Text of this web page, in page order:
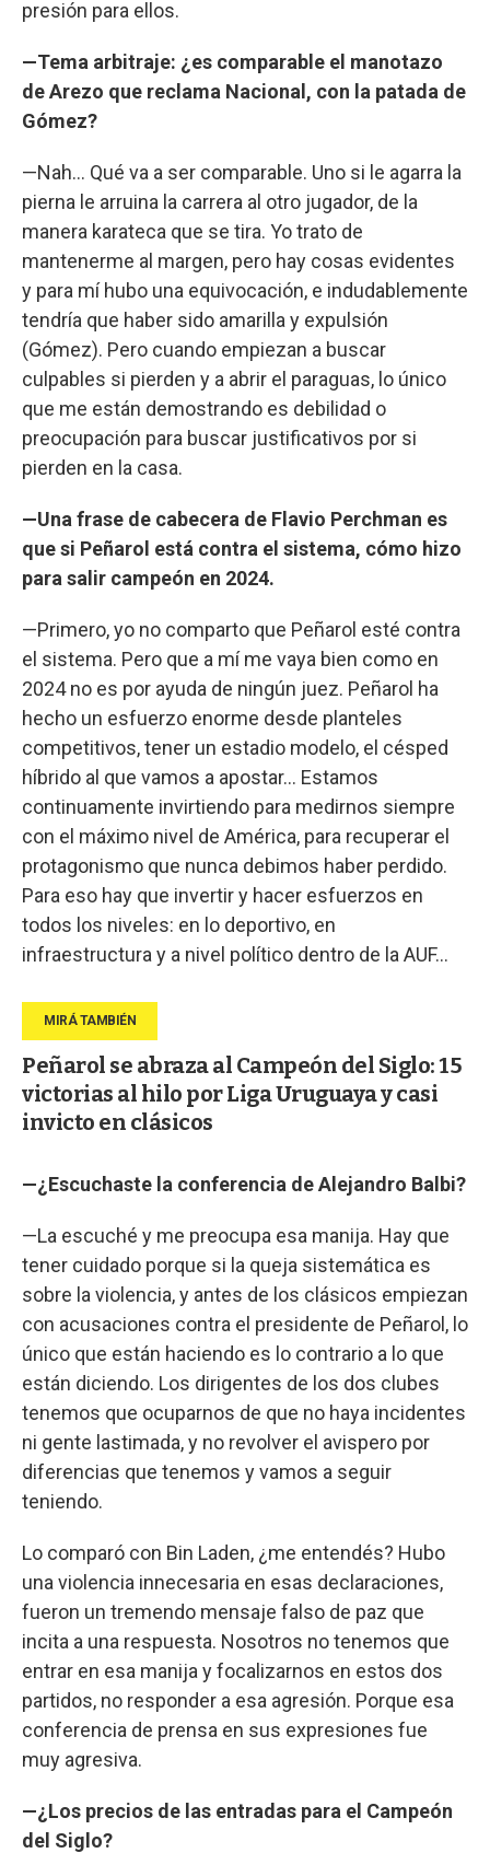
presión para ellos.
—Tema arbitraje: ¿es comparable el manotazo
de Arezo que reclama Nacional, con la patada de
Gómez?
—Nah... Qué va a ser comparable. Uno si le agarra la
pierna le arruina la carrera al otro jugador, de la
manera karateca que se tira. Yo trato de
mantenerme al margen, pero hay cosas evidentes
y para mí hubo una equivocación, e indudablemente
tendría que haber sido amarilla y expulsión
(Gómez). Pero cuando empiezan a buscar
culpables si pierden y a abrir el paraguas, lo único
que me están demostrando es debilidad o
preocupación para buscar justificativos por si
pierden en la casa.
—Una frase de cabecera de Flavio Perchman es
que si Peñarol está contra el sistema, cómo hizo
para salir campeón en 2024.
—Primero, yo no comparto que Peñarol esté contra
el sistema. Pero que a mí me vaya bien como en
2024 no es por ayuda de ningún juez. Peñarol ha
hecho un esfuerzo enorme desde planteles
competitivos, tener un estadio modelo, el césped
híbrido al que vamos a apostar... Estamos
continuamente invirtiendo para medirnos siempre
con el máximo nivel de América, para recuperar el
protagonismo que nunca debimos haber perdido.
Para eso hay que invertir y hacer esfuerzos en
todos los niveles: en lo deportivo, en
infraestructura y a nivel político dentro de la AUF...
Peñarol se abraza al Campeón del Siglo: 15
victorias al hilo por Liga Uruguaya y casi
invicto en clásicos
—¿Escuchaste la conferencia de Alejandro Balbi?
—La escuché y me preocupa esa manija. Hay que
tener cuidado porque si la queja sistemática es
sobre la violencia, y antes de los clásicos empiezan
con acusaciones contra el presidente de Peñarol, lo
único que están haciendo es lo contrario a lo que
están diciendo. Los dirigentes de los dos clubes
tenemos que ocuparnos de que no haya incidentes
ni gente lastimada, y no revolver el avispero por
diferencias que tenemos y vamos a seguir
teniendo.
Lo comparó con Bin Laden, ¿me entendés? Hubo
una violencia innecesaria en esas declaraciones,
fueron un tremendo mensaje falso de paz que
incita a una respuesta. Nosotros no tenemos que
entrar en esa manija y focalizarnos en estos dos
partidos, no responder a esa agresión. Porque esa
conferencia de prensa en sus expresiones fue
muy agresiva.
—¿Los precios de las entradas para el Campeón
del Siglo?